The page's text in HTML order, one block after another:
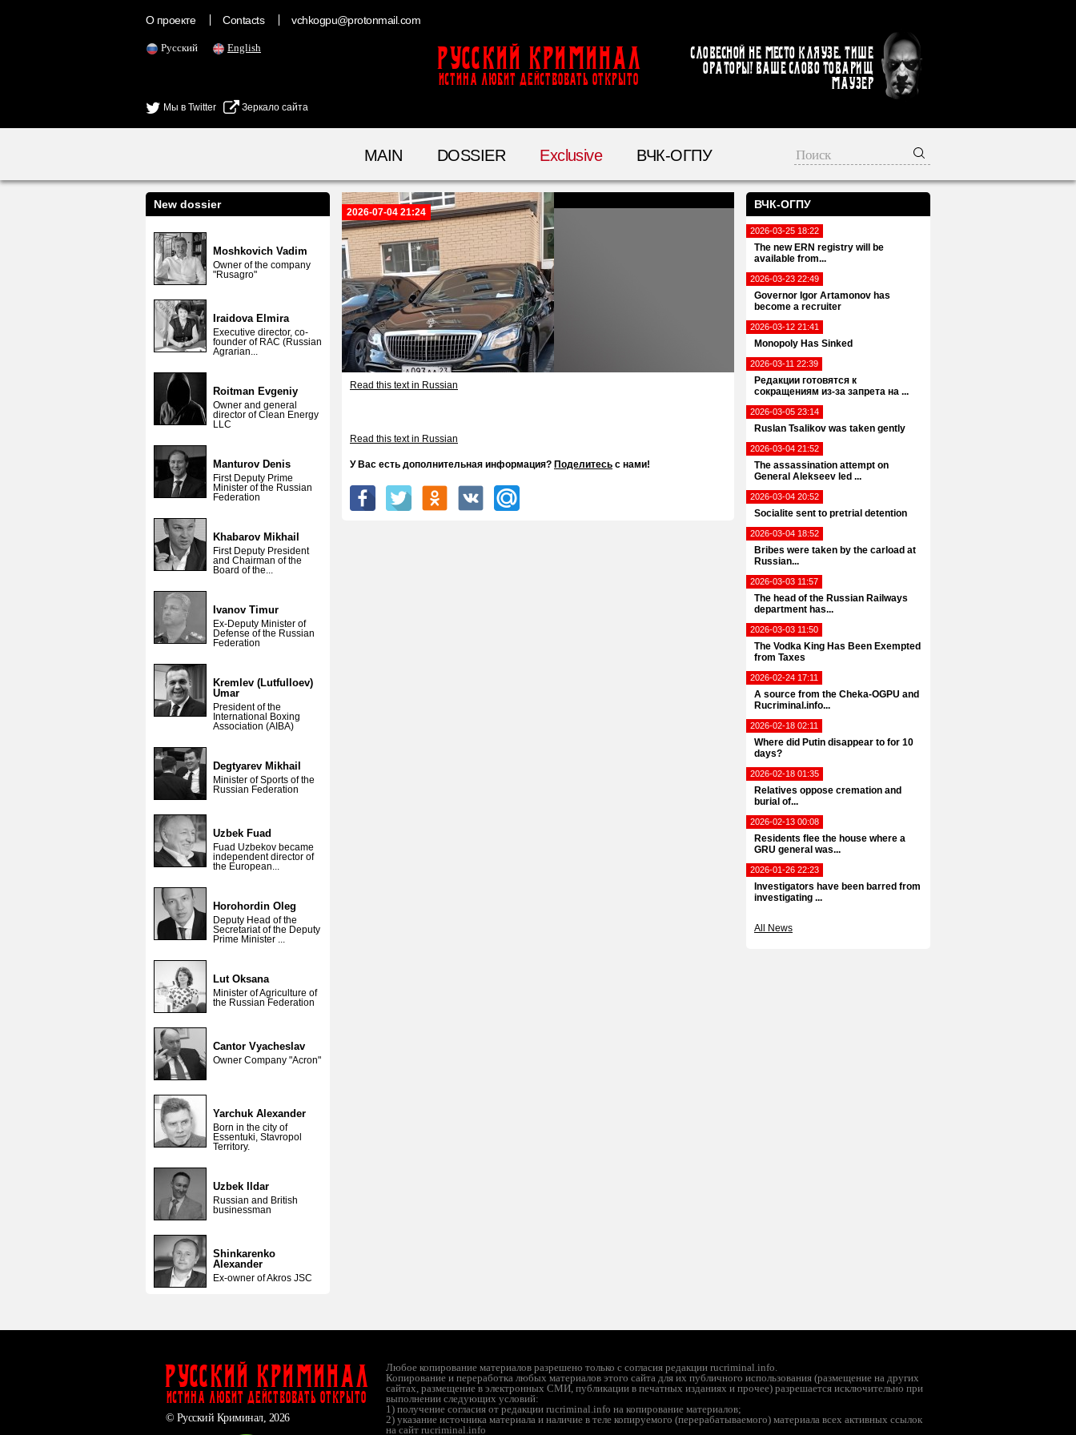
О проекте Contacts vchkogpu@protonmail.com
Русский English
Мы в Twitter Зеркало сайта
Русский Криминал
ИСТИНА ЛЮБИТ ДЕЙСТВОВАТЬ ОТКРЫТО
Словесной не место кляузе. Тише
ораторы! Ваше слово товарищ
Маузер
MAIN DOSSIER Exclusive ВЧК-ОГПУ
ВЧК-ОГПУ
2026-03-25 18:22
The new ERN registry will be
available from...
2026-03-23 22:49
Governor Igor Artamonov has
become a recruiter
2026-03-12 21:41
Monopoly Has Sinked
2026-03-11 22:39
Редакции готовятся к
сокращениям из-за запрета на ...
2026-03-05 23:14
Ruslan Tsalikov was taken gently
2026-03-04 21:52
The assassination attempt on
General Alekseev led ...
2026-03-04 20:52
Socialite sent to pretrial detention
2026-03-04 18:52
Bribes were taken by the carload at
Russian...
2026-03-03 11:57
The head of the Russian Railways
department has...
2026-03-03 11:50
The Vodka King Has Been Exempted
from Taxes
2026-02-24 17:11
A source from the Cheka-OGPU and
Rucriminal.info...
2026-02-18 02:11
Where did Putin disappear to for 10
days?
2026-02-18 01:35
Relatives oppose cremation and
burial of...
2026-02-13 00:08
Residents flee the house where a
GRU general was...
2026-01-26 22:23
Investigators have been barred from
investigating ...
All News
New dossier
Moshkovich Vadim
Owner of the company
"Rusagro"
Iraidova Elmira
Executive director, co-
founder of RAC (Russian
Agrarian...
Roitman Evgeniy
Owner and general
director of Clean Energy
LLC
Manturov Denis
First Deputy Prime
Minister of the Russian
Federation
Khabarov Mikhail
First Deputy President
and Chairman of the
Board of the...
Ivanov Timur
Ex-Deputy Minister of
Defense of the Russian
Federation
Kremlev (Lutfulloev)
Umar
President of the
International Boxing
Association (AIBA)
Degtyarev Mikhail
Minister of Sports of the
Russian Federation
Uzbek Fuad
Fuad Uzbekov became
independent director of
the European...
Horohordin Oleg
Deputy Head of the
Secretariat of the Deputy
Prime Minister ...
Lut Oksana
Minister of Agriculture of
the Russian Federation
Cantor Vyacheslav
Owner Company "Acron"
Yarchuk Alexander
Born in the city of
Essentuki, Stavropol
Territory.
Uzbek Ildar
Russian and British
businessman
Shinkarenko
Alexander
Ex-owner of Akros JSC
2026-07-04 21:24
Read this text in Russian
Read this text in Russian
У Вас есть дополнительная информация? Поделитесь с нами!
Русский Криминал
ИСТИНА ЛЮБИТ ДЕЙСТВОВАТЬ ОТКРЫТО
© Русский Криминал, 2026
Любое копирование материалов разрешено только с согласия редакции rucriminal.info.
Копирование и переработка любых материалов этого сайта для их публичного использования (размещение на других
сайтах, размещение в электронных СМИ, публикации в печатных изданиях и прочее) разрешается исключительно при
выполнении следующих условий:
1) получение согласия от редакции rucriminal.info на копирование материалов;
2) указание источника материала и наличие в теле копируемого (перерабатываемого) материала всех активных ссылок
на сайт rucriminal.info